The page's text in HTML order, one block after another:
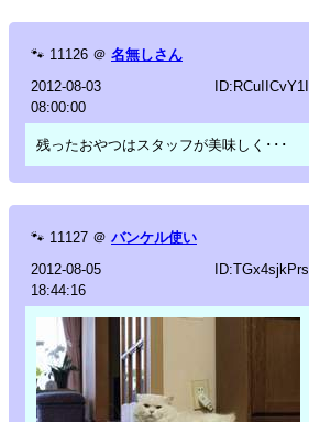
🐾 11126 ＠ 名無しさん
2012-08-03
08:00:00
ID:RCuIICvY1I
残ったおやつはスタッフが美味しく･･･
🐾 11127 ＠ バンケル使い
2012-08-05
18:44:16
ID:TGx4sjkPrs